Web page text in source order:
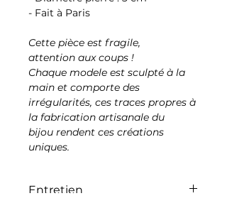
- Fait à Paris
Cette pièce est fragile,
attention aux coups !
Chaque modele est sculpté à la
main et comporte des
irrégularités, ces traces propres à
la fabrication artisanale du
bijou rendent ces créations
uniques.
Entretien